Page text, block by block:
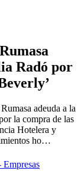
Radó por
adeuda a la
la compra de las
Hotelera y
ho…
Empresas